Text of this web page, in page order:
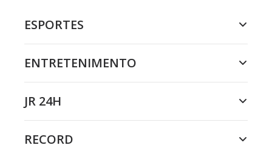
ESPORTES
ENTRETENIMENTO
JR 24H
RECORD